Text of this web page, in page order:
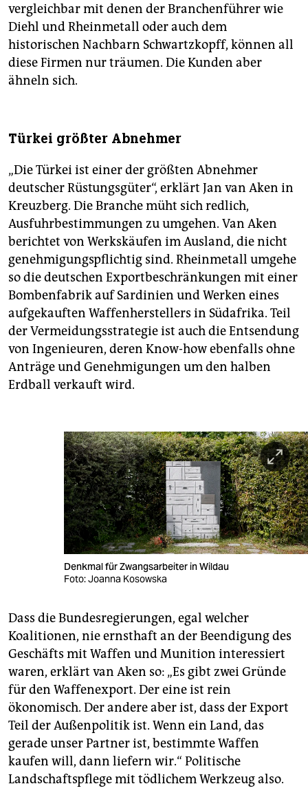
vergleichbar mit denen der Branchenführer wie
Diehl und Rheinmetall oder auch dem
historischen Nachbarn Schwartzkopff, können all
diese Firmen nur träumen. Die Kunden aber
ähneln sich.
Türkei größter Abnehmer
„Die Türkei ist einer der größten Abnehmer
deutscher Rüstungsgüter“, erklärt Jan van Aken in
Kreuzberg. Die Branche müht sich redlich,
Ausfuhrbestimmungen zu umgehen. Van Aken
berichtet von Werkskäufen im Ausland, die nicht
genehmigungspflichtig sind. Rheinmetall umgehe
so die deutschen Exportbeschränkungen mit einer
Bombenfabrik auf Sardinien und Werken eines
aufgekauften Waffenherstellers in Südafrika. Teil
der Vermeidungsstrategie ist auch die Entsendung
von Ingenieuren, deren Know-how ebenfalls ohne
Anträge und Genehmigungen um den halben
Erdball verkauft wird.
Denkmal für Zwangsarbeiter in Wildau
Foto: Joanna Kosowska
Dass die Bundesregierungen, egal welcher
Koalitionen, nie ernsthaft an der Beendigung des
Geschäfts mit Waffen und Munition interessiert
waren, erklärt van Aken so: „Es gibt zwei Gründe
für den Waffenexport. Der eine ist rein
ökonomisch. Der andere aber ist, dass der Export
Teil der Außenpolitik ist. Wenn ein Land, das
gerade unser Partner ist, bestimmte Waffen
kaufen will, dann liefern wir.“ Politische
Landschaftspflege mit tödlichem Werkzeug also.